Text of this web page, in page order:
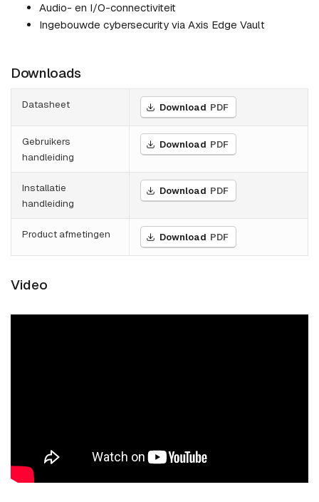
Audio- en I/O-connectiviteit
Ingebouwde cybersecurity via Axis Edge Vault
Downloads
Datasheet Download PDF
Gebruikers
handleiding
Download PDF
Installatie
handleiding
Download PDF
Product afmetingen Download PDF
Video